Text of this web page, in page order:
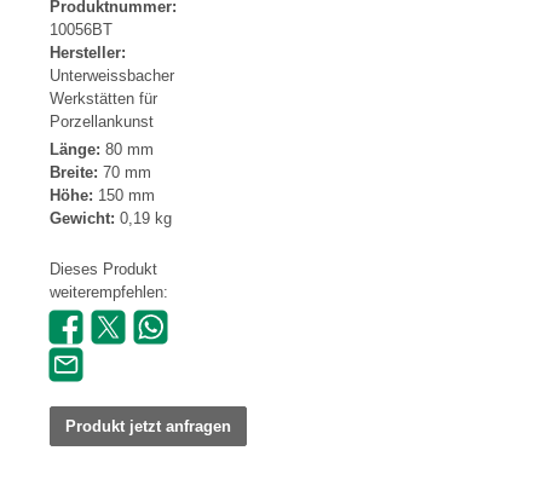
Produktnummer:
10056BT
Hersteller:
Unterweissbacher
Werkstätten für
Porzellankunst
Länge: 80 mm
Breite: 70 mm
Höhe: 150 mm
Gewicht: 0,19 kg
Dieses Produkt
weiterempfehlen:
Produkt jetzt anfragen